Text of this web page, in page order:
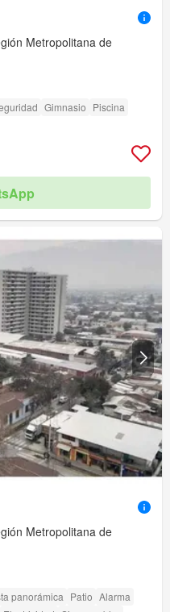
Metropolitana de
Gimnasio Piscina
Metropolitana de
panorámica Patio Alarma